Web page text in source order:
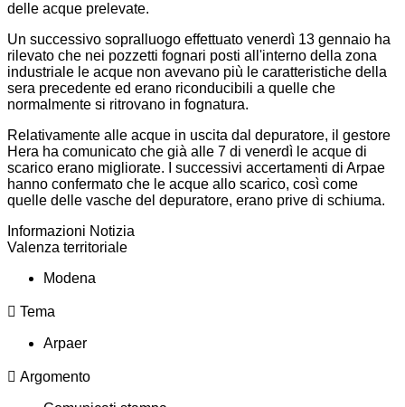
delle acque prelevate.
Un successivo sopralluogo effettuato venerdì 13 gennaio ha
rilevato che nei pozzetti fognari posti all'interno della zona
industriale le acque non avevano più le caratteristiche della
sera precedente ed erano riconducibili a quelle che
normalmente si ritrovano in fognatura.
Relativamente alle acque in uscita dal depuratore, il gestore
Hera ha comunicato che già alle 7 di venerdì le acque di
scarico erano migliorate. I successivi accertamenti di Arpae
hanno confermato che le acque allo scarico, così come
quelle delle vasche del depuratore, erano prive di schiuma.
Informazioni Notizia
Valenza territoriale
Modena
Tema
Arpaer
Argomento